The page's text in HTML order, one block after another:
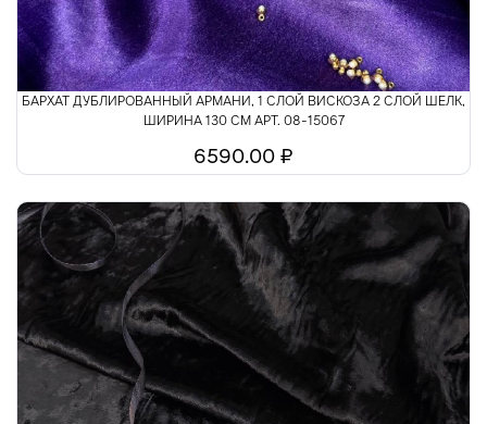
БАРХАТ ДУБЛИРОВАННЫЙ АРМАНИ, 1 СЛОЙ ВИСКОЗА 2 СЛОЙ ШЕЛК,
ШИРИНА 130 СМ АРТ. 08-15067
6590.00 ₽